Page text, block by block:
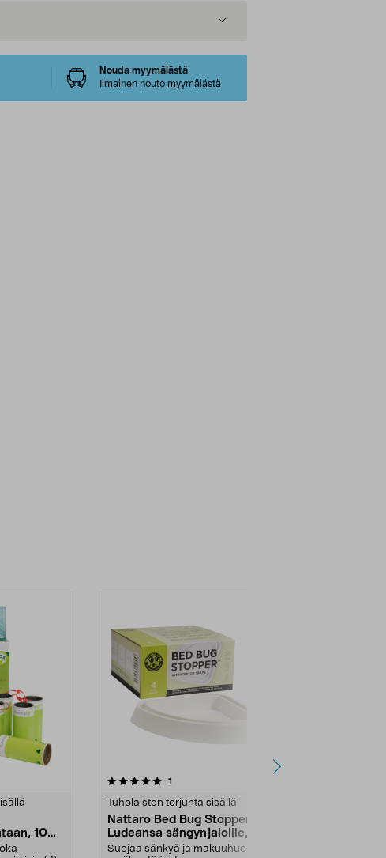
Nouda myymälästä
Ilmainen nouto myymälästä
10
1
Tuholaisten torjunta sisällä
Nattaro Bed Bug Stopper
Ludeansa sängynjaloille, 4
kpl
Suojaa sänkyä ja makuuhuonetta
3.5 viidestä